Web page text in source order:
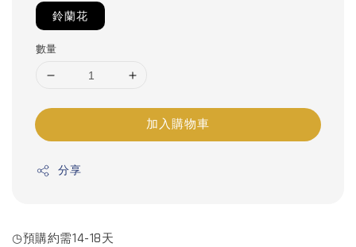
鈴蘭花
數量
加入購物車
分享
◷預購約需14-18天